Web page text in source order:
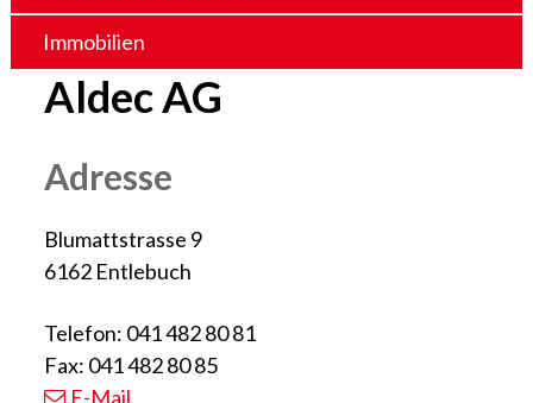
Immobilien
Aldec AG
Adresse
Blumattstrasse 9
6162 Entlebuch
Telefon: 041 482 80 81
Fax: 041 482 80 85
E-Mail